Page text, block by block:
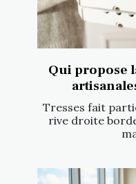
Qui propose
Tresses fait
rive droite